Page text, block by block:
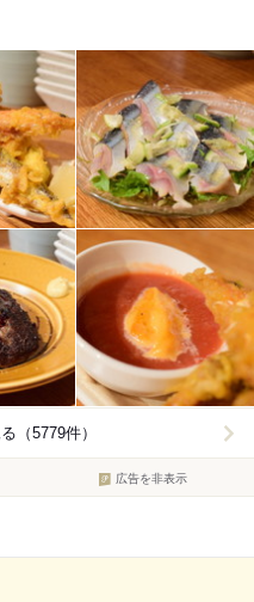
（5779件）
広告を非表示